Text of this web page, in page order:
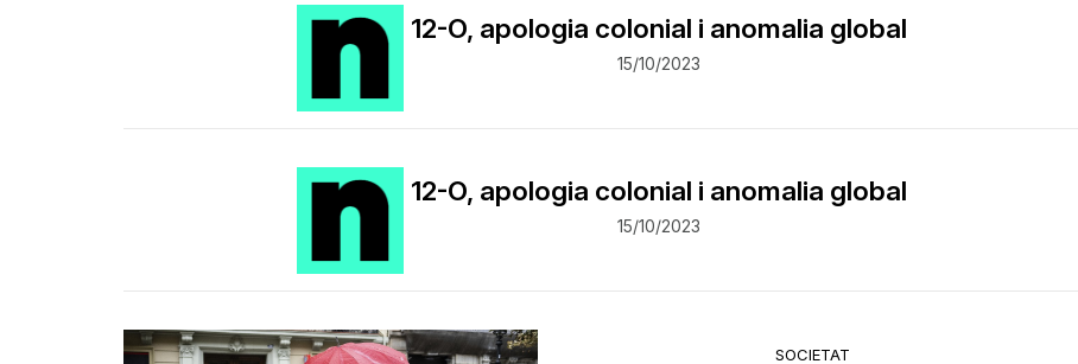
12-O, apologia colonial i anomalia global
15/10/2023
12-O, apologia colonial i anomalia global
15/10/2023
SOCIETAT